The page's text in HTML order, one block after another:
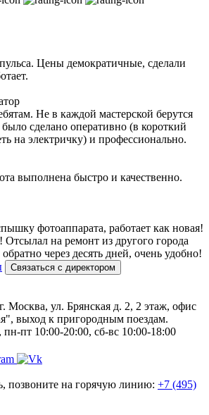
Цены демократичные, сделали
Не в каждой мастерской берутся
сделано оперативно (в короткий
на электричку) и профессионально.
выполнена быстро и качественно.
фотоаппарата, работает как новая!
Отсылал на ремонт из другого города
через десять дней, очень удобно!
Связаться с директором
Москва, ул. Брянская д. 2, 2 этаж, офис
выход к пригородным поездам.
пт 10:00-20:00, сб-вс 10:00-18:00
позвоните на горячую линию: +7 (495)